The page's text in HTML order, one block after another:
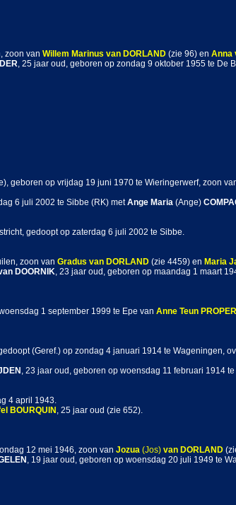
zoon van Willem Marinus van DORLAND (zie 96) en Anna
, 25 jaar oud, geboren op zondag 9 oktober 1955 te De
geboren op vrijdag 19 juni 1970 te Wieringerwerf, zoon
6 juli 2002 te Sibbe (RK) metAnge Maria (Ange)
gedoopt op zaterdag 6 juli 2002 te Sibbe.
zoon van Gradus van DORLAND (zie 4459) en Maria
DOORNIK, 23 jaar oud, geboren op maandag 1 maart
1 september 1999 te Epe van Anne Teun PROPER
(Geref.) op zondag 4 januari 1914 te Wageningen,
, 23 jaar oud, geboren op woensdag 11 februari 1914
4 april 1943.
BOURQUIN , 25 jaar oud (zie 652).
12 mei 1946, zoon van Jozua (Jos) van DORLAND
, 19 jaar oud, geboren op woensdag 20 juli 1949 te